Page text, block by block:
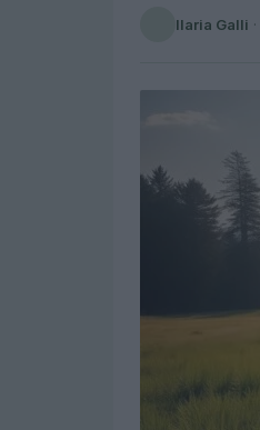
Ilaria Galli ·